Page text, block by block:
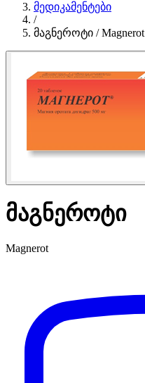
მედიკამენტები
/
მაგნეროტი / Magnerot
მაგნეროტი
Magnerot